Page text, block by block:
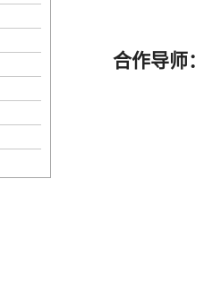
合作导师：